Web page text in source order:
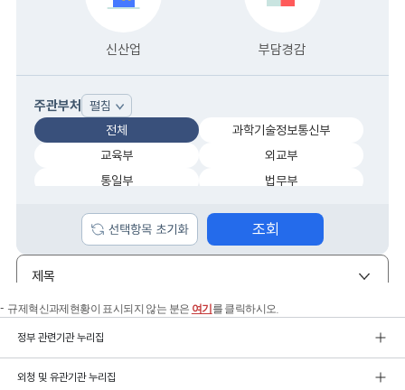
규제혁신과제현황이 표시되지 않는 분은 여기 를 클릭하시오.
정부 관련기관 누리집
외청 및 유관기관 누리집